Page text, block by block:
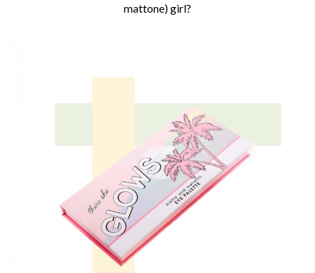
mattone) girl?